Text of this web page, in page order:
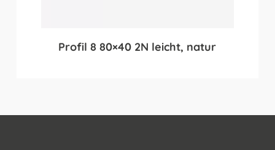
Profil 8 80×40 2N leicht, natur